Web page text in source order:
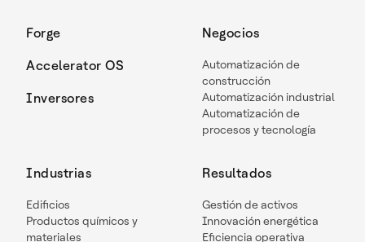
Forge
Accelerator OS
Inversores
Negocios
Automatización de
construcción
Automatización industrial
Automatización de
procesos y tecnología
Industrias
Edificios
Productos químicos y
materiales
Resultados
Gestión de activos
Innovación energética
Eficiencia operativa